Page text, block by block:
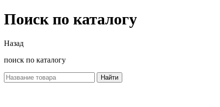
Поиск по каталогу
Назад
поиск по каталогу
Найти